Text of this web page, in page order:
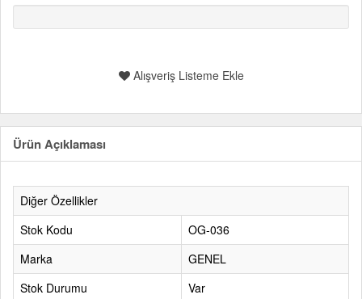
Alışveriş Listeme Ekle
Ürün Açıklaması
Diğer Özellikler
Stok Kodu
OG-036
Marka
GENEL
Stok Durumu
Var